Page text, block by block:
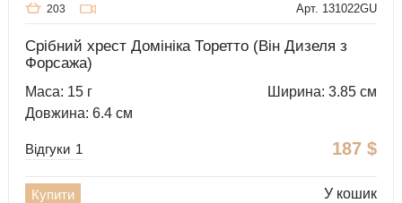
Арт. 131022GU
203
Срібний хрест Домініка Торетто (Він Дизеля з
Форсажа)
Маса: 15 г
Ширина: 3.85 см
Довжина: 6.4 см
187 $
Відгуки 1
Купити У кошик